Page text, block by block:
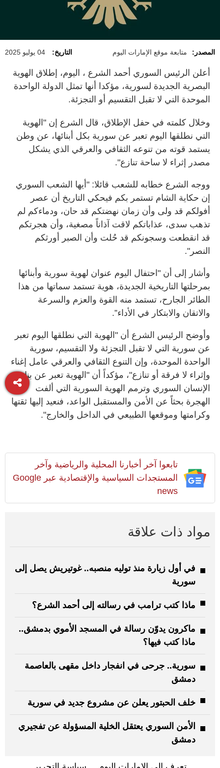
المصدر: متابعة موقع الإمارات اليوم التاريخ: 04 يوليو 2025
أعلن الرئيس السوري أحمد الشرع ، اليوم، إطلاق الهوية
البصرية الجديدة لسورية، مؤكدا أنها تمثل الدولة الواحدة
الموحدة التي لا تقبل التقسيم أو التجزئة.
وخلال كلمته في حفل الإطلاق، قال الشرع إن "الهوية
التي نطلقها اليوم تعبر عن سورية بكل أبنائها، عن وطن
يستمد قوته من تنوعه الثقافي والعرقي الذي يشكل
مصدر إثراء لا ساحة تنازع".
ووجه الشرع خطابه للشعب قائلا: "أيها الشعب السوري
إن حكاية الشام تستمر بكم فيحكي التاريخ أن عصر
أفولكم قد ولى وأن زمان نهضتكم قد حان، ودماءكم لم
تذهب سدى، عذاباتكم لاقت آذاناً مصغية، وأن هجرتكم
قد انقطعت وسجونكم قد حُلت وأن الصبر أورثكم
النصر".
وأشار إلى أن "احتفال اليوم عنوان لهوية سورية وأبنائها
بمرحلتها التاريخية الجديدة، هوية تستمد سماتها من هذا
الطائر الجارح، تستمد منه القوة والعزم والسرعة
والاتقان والابتكار في الأداء”.
وأوضح الرئيس الشرع أن "الهوية التي نطلقها اليوم تعبر
عن سورية التي لا تقبل التجزئة ولا التقسيم، سورية
الواحدة الموحدة، وإن التنوع الثقافي والعرقي عامل إغناء
وإثراء لا فرقة أو تنازع"، مؤكداً أن "الهوية تعبر عن بناء
الإنسان السوري وترمم الهوية السورية التي ألفت
الهجرة بحثاً عن الأمن والمستقبل الواعد، فنعيد إليها ثقتها
وكرامتها وموقعها الطبيعي في الداخل والخارج".
تابعوا آخر أخبارنا المحلية والرياضية وآخر
المستجدات السياسية والإقتصادية عبر Google
news
مواد ذات علاقة
في أول زيارة منذ توليه منصبه.. غوتيريش يصل إلى
سورية
ماذا كتب ترامب في رسالته إلى أحمد الشرع؟
ماكرون يدوّن رسالة في المسجد الأموي بدمشق..
ماذا كتب فيها؟
سورية.. جرحى في انفجار داخل مقهى بالعاصمة
دمشق
خلف الحبتور يعلن عن مشروع جديد في سورية
الأمن السوري يعتقل الخلية المسؤولة عن تفجيري
دمشق